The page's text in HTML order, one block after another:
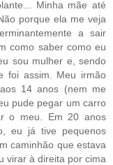
Minha mãe até
porque ela me veja
a sair
como saber como eu
sou mulher e, sendo
foi assim. Meu irmão
14 anos (nem me
pude pegar um carro
o meu. Em 20 anos
eu já tive pequenos
caminhão que estava
virar à direita por cima